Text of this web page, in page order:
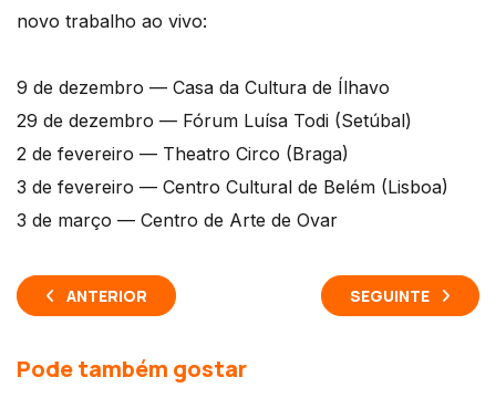
novo trabalho ao vivo:
9 de dezembro — Casa da Cultura de Ílhavo
29 de dezembro — Fórum Luísa Todi (Setúbal)
2 de fevereiro — Theatro Circo (Braga)
3 de fevereiro — Centro Cultural de Belém (Lisboa)
3 de março — Centro de Arte de Ovar
ANTERIOR SEGUINTE
Pode também gostar